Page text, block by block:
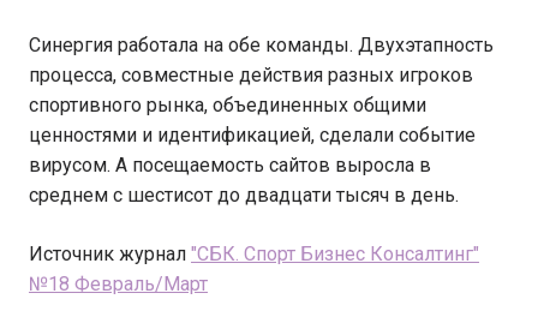
Синергия работала на обе команды. Двухэтапность
процесса, совместные действия разных игроков
спортивного рынка, объединенных общими
ценностями и идентификацией, сделали событие
вирусом. А посещаемость сайтов выросла в
среднем с шестисот до двадцати тысяч в день.
Источник журнал "СБК. Спорт Бизнес Консалтинг"
№18 Февраль/Март